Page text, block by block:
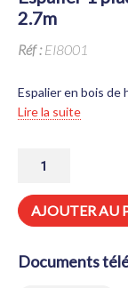
2.7m
Réf :EI8001
Espalier en bois de
Lire la suite
1
PLACE
0.9M
AJOUTER AU
Documents